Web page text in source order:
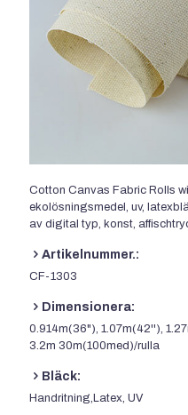
Cotton Canvas Fabric Rolls
ekolösningsmedel, uv,
av digital typ, konst,
Artikelnummer.:
CF-1303
Dimensionera:
0.914m(36"), 1.07m(42''),
3.2m 30m(100med)/rulla
Bläck:
Handritning,Latex, UV